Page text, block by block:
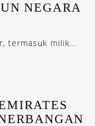
NEGARA
termasuk milik...